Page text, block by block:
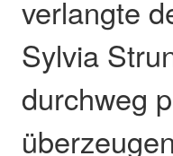
verlangte
Sylvia
durchweg